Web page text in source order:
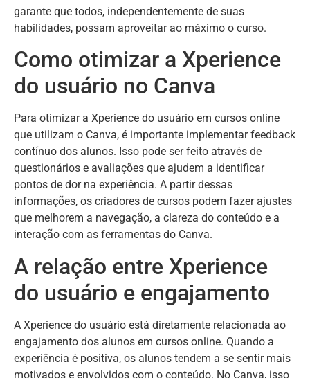
garante que todos, independentemente de suas
habilidades, possam aproveitar ao máximo o curso.
Como otimizar a Xperience
do usuário no Canva
Para otimizar a Xperience do usuário em cursos online
que utilizam o Canva, é importante implementar feedback
contínuo dos alunos. Isso pode ser feito através de
questionários e avaliações que ajudem a identificar
pontos de dor na experiência. A partir dessas
informações, os criadores de cursos podem fazer ajustes
que melhorem a navegação, a clareza do conteúdo e a
interação com as ferramentas do Canva.
A relação entre Xperience
do usuário e engajamento
A Xperience do usuário está diretamente relacionada ao
engajamento dos alunos em cursos online. Quando a
experiência é positiva, os alunos tendem a se sentir mais
motivados e envolvidos com o conteúdo. No Canva, isso